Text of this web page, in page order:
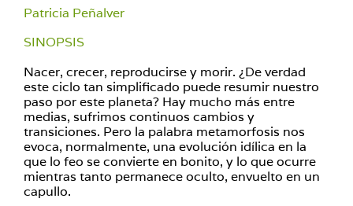
Patricia Peñalver
SINOPSIS
Nacer, crecer, reproducirse y morir. ¿De verdad
este ciclo tan simplificado puede resumir nuestro
paso por este planeta? Hay mucho más entre
medias, sufrimos continuos cambios y
transiciones. Pero la palabra metamorfosis nos
evoca, normalmente, una evolución idílica en la
que lo feo se convierte en bonito, y lo que ocurre
mientras tanto permanece oculto, envuelto en un
capullo.